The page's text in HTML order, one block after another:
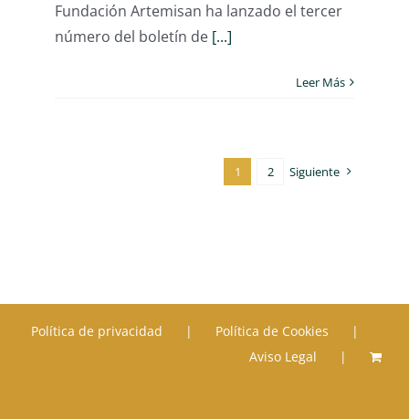
Fundación Artemisan ha lanzado el tercer
número del boletín de[...]
Leer Más
1 2 Siguiente
Política de privacidad
Política de Cookies
Aviso Legal